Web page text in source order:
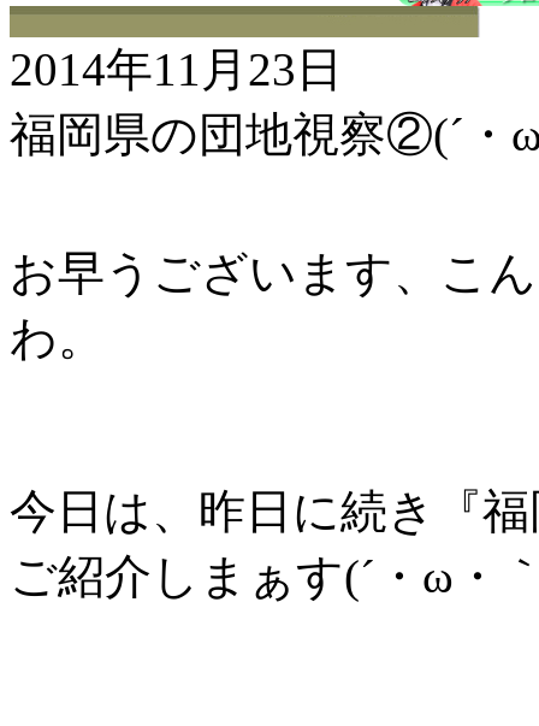
2014年11月23日
福岡県の団地視察②(´・
お早うございます、こ
わ。
今日は、昨日に続き『
ご紹介しまぁす(´・ω・